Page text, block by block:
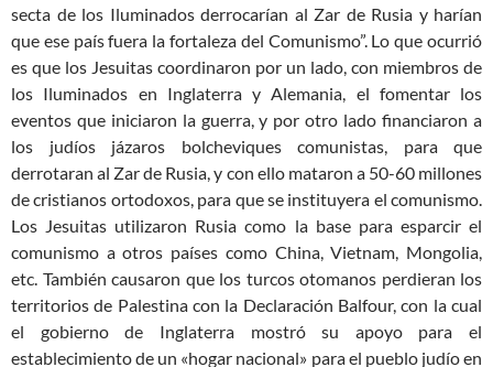
secta de los Iluminados derrocarían al Zar de Rusia y harían
que ese país fuera la fortaleza del Comunismo”. Lo que ocurrió
es que los Jesuitas coordinaron por un lado, con miembros de
los Iluminados en Inglaterra y Alemania, el fomentar los
eventos que iniciaron la guerra, y por otro lado financiaron a
los judíos jázaros bolcheviques comunistas, para que
derrotaran al Zar de Rusia, y con ello mataron a 50-60 millones
de cristianos ortodoxos, para que se instituyera el comunismo.
Los Jesuitas utilizaron Rusia como la base para esparcir el
comunismo a otros países como China, Vietnam, Mongolia,
etc. También causaron que los turcos otomanos perdieran los
territorios de Palestina con la Declaración Balfour, con la cual
el gobierno de Inglaterra mostró su apoyo para el
establecimiento de un «hogar nacional» para el pueblo judío en